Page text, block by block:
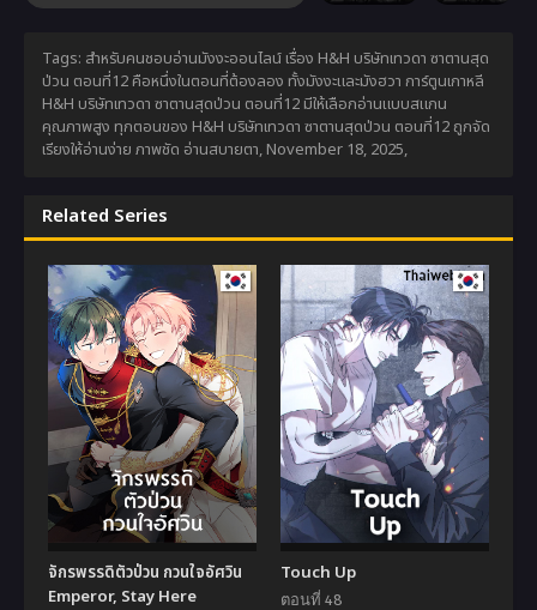
Tags: สำหรับคนชอบอ่านมังงะออนไลน์ เรื่อง H&H บริษัทเทวดา ซาตานสุด
ป่วน ตอนที่12 คือหนึ่งในตอนที่ต้องลอง ทั้งมังงะและมังฮวา การ์ตูนเกาหลี
H&H บริษัทเทวดา ซาตานสุดป่วน ตอนที่12 มีให้เลือกอ่านแบบสแกน
คุณภาพสูง ทุกตอนของ H&H บริษัทเทวดา ซาตานสุดป่วน ตอนที่12 ถูกจัด
เรียงให้อ่านง่าย ภาพชัด อ่านสบายตา, November 18, 2025,
Related Series
จักรพรรดิตัวป่วน กวนใจอัศวิน
Emperor, Stay Here
Touch Up
ตอนที่ 48